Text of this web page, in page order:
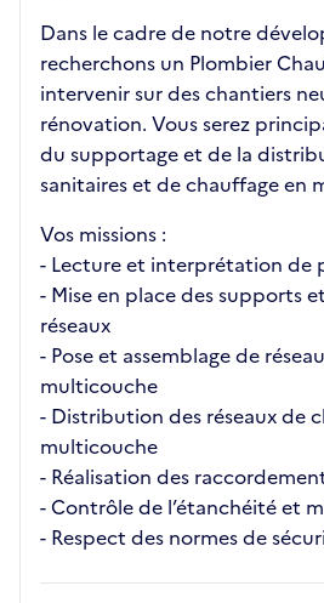
Dans le cadre de notre
recherchons un Plombier
intervenir sur des chantiers
rénovation. Vous serez
du supportage et de la
sanitaires et de chauffage en
Vos missions :
- Lecture et interprétation de
- Mise en place des supports
réseaux
- Pose et assemblage de
multicouche
- Distribution des réseaux de
multicouche
- Réalisation des
- Contrôle de l’étanchéité et
- Respect des normes de